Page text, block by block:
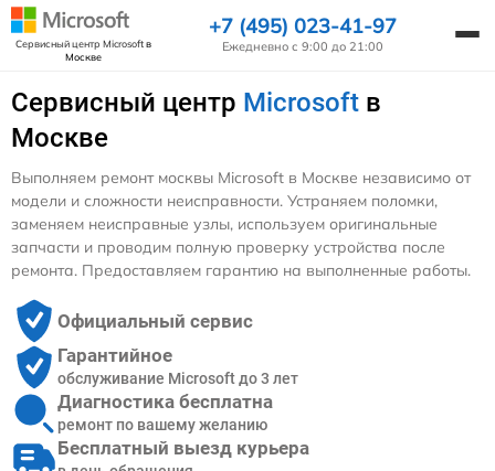
Сервисный центр Microsoftв
Москве
+7 (495) 023-41-97
Ежедневно с 9:00 до 21:00
Сервисный центр Microsoft в
Москве
Выполняем ремонт москвы Microsoft в Москве независимо от
модели и сложности неисправности. Устраняем поломки,
заменяем неисправные узлы, используем оригинальные
запчасти и проводим полную проверку устройства после
ремонта. Предоставляем гарантию на выполненные работы.
Официальный сервис
Гарантийное
обслуживание Microsoft до 3 лет
Диагностика бесплатна
ремонт по вашему желанию
Бесплатный выезд курьера